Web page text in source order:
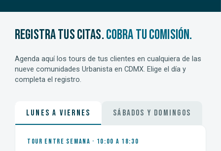
REGISTRA TUS CITAS.COBRA TU COMISIÓN.
Agenda aquí los tours de tus clientes en cualquiera de las
nueve comunidades Urbanista en CDMX. Elige el día y
completa el registro.
Lunes a Viernes Sábados y Domingos
Tour entre semana · 10:00 a 18:30